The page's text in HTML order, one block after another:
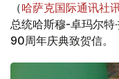
（哈萨克国际通讯社
总统哈斯穆-卓玛尔特
90周年庆典致贺信。